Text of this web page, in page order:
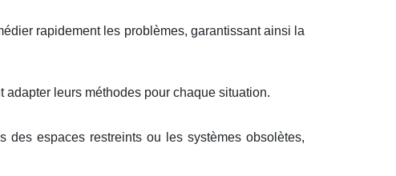
rapidement les problèmes, garantissant ainsi la
leurs méthodes pour chaque situation.
des espaces restreints ou les systèmes obsolètes,